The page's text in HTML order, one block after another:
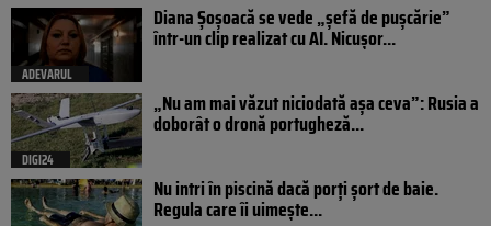
ADEVARUL
Diana Șoșoacă se vede „șefă de pușcărie”
într-un clip realizat cu AI. Nicușor...
DIGI24
„Nu am mai văzut niciodată așa ceva”: Rusia a
doborât o dronă portugheză...
Nu intri în piscină dacă porți șort de baie.
Regula care îi uimește...